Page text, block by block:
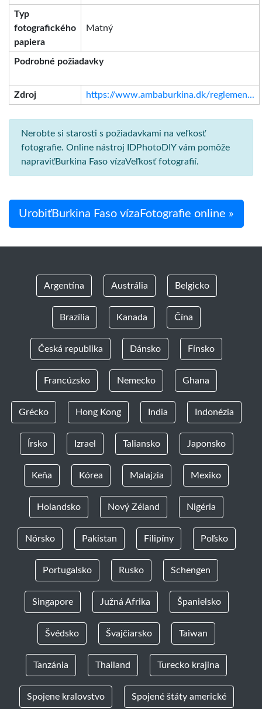
Typ
fotografického
papiera
Matný
Podrobné požiadavky
Zdroj https://www.ambaburkina.dk/reglemen...
Nerobte si starosti s požiadavkami na veľkosť
fotografie. Online nástroj IDPhotoDIY vám pomôže
napraviťBurkina Faso vízaVeľkosť fotografií.
UrobiťBurkina Faso vízaFotografie online »
Argentína Austrália Belgicko
Brazília Kanada Čína
Česká republika Dánsko Fínsko
Francúzsko Nemecko Ghana
Grécko Hong Kong India Indonézia
Írsko Izrael Taliansko Japonsko
Keňa Kórea Malajzia Mexiko
Holandsko Nový Zéland Nigéria
Nórsko Pakistan Filipíny Poľsko
Portugalsko Rusko Schengen
Singapore Južná Afrika Španielsko
Švédsko Švajčiarsko Taiwan
Tanzánia Thailand Turecko krajina
Spojene kralovstvo Spojené štáty americké